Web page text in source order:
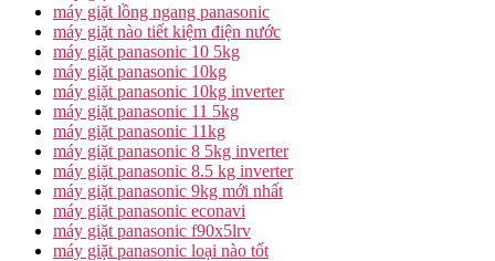
máy giặt lồng ngang panasonic
máy giặt nào tiết kiệm điện nước
máy giặt panasonic 10 5kg
máy giặt panasonic 10kg
máy giặt panasonic 10kg inverter
máy giặt panasonic 11 5kg
máy giặt panasonic 11kg
máy giặt panasonic 8 5kg inverter
máy giặt panasonic 8.5 kg inverter
máy giặt panasonic 9kg mới nhất
máy giặt panasonic econavi
máy giặt panasonic f90x5lrv
máy giặt panasonic loại nào tốt